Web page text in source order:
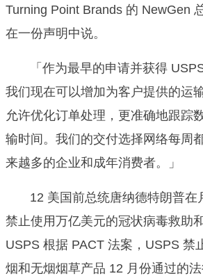
Turning Point Brands 的 NewGen
在一份声明中说。
「作为最早的申请并获得
我们现在可以增加为客户提供的运
允许优化订单处理，更准确地跟踪
输时间。我们的交付选择网络每周
来越多的企业和成年消费者。」
12 美国前总统唐纳德特朗普在
禁止使用万亿美元的冠状病毒救助
USPS 根据 PACT 法案，USPS 禁
烟和无烟烟草产品 12 月份通过的